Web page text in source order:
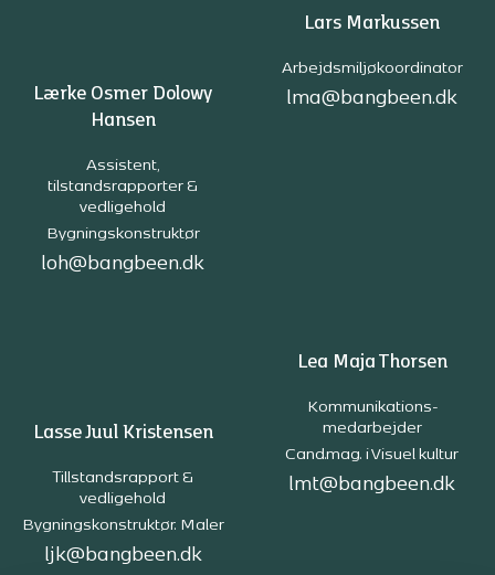
Lærke Osmer Dolowy
Hansen
Assistent,
tilstandsrapporter &
vedligehold
Bygningskonstruktør
loh@bangbeen.dk
Lars Markussen
Arbejdsmiljøkoordinator
lma@bangbeen.dk
Lasse Juul Kristensen
Tillstandsrapport &
vedligehold
Bygningskonstruktør. Maler
ljk@bangbeen.dk
Lea Maja Thorsen
Kommunikations-
medarbejder
Cand.mag. i Visuel kultur
lmt@bangbeen.dk